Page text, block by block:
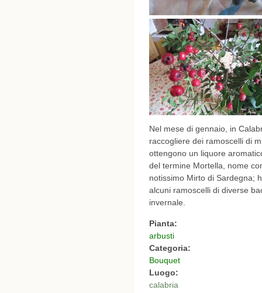
Nel mese di gennaio, in
raccogliere dei ramoscelli di
ottengono un liquore
del termine Mortella, nome
notissimo Mirto di Sardegna;
alcuni ramoscelli di diverse
invernale.
Pianta:
arbusti
Categoria:
Bouquet
Luogo:
calabria